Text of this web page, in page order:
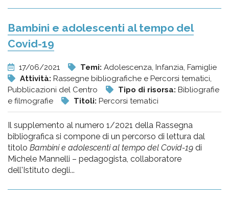
Bambini e adolescenti al tempo del
Covid-19
17/06/2021 Temi: Adolescenza, Infanzia, Famiglie
Attività: Rassegne bibliografiche e Percorsi tematici,
Pubblicazioni del Centro
Tipo di risorsa: Bibliografie
e filmografie
Titoli: Percorsi tematici
Il supplemento al numero 1/2021 della Rassegna
bibliografica si compone di un percorso di lettura dal
titolo Bambini e adolescenti al tempo del Covid-19 di
Michele Mannelli – pedagogista, collaboratore
dell'Istituto degli...